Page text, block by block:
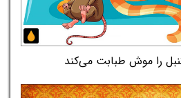
را موش طبابت می‌کند